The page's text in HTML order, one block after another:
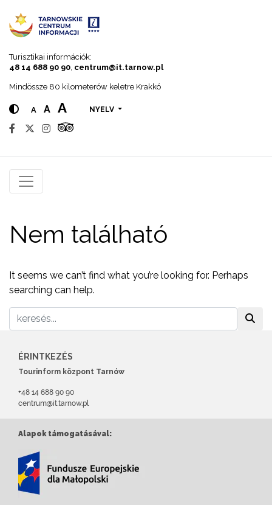
Turisztikai információk:
48 14 688 90 90 centrum@it.tarnow.pl
Mindössze 80 kilometerów keletre Krakkó
A A A NYELV
Nem található
It seems we can’t find what you’re looking for. Perhaps
searching can help.
ÉRINTKEZÉS
Tourinform központ Tarnów
+48 14 688 90 90
centrum@it.tarnow.pl
Alapok támogatásával: